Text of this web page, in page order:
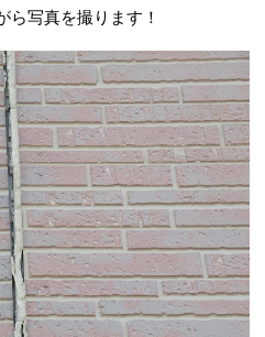
ら写真を撮ります！